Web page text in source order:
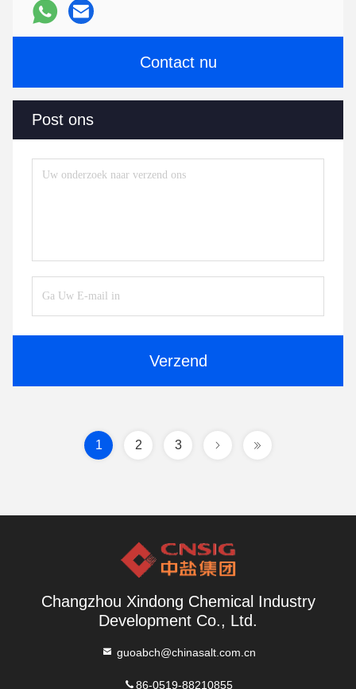
Contact nu
Post ons
Verzend
1 2 3
Changzhou Xindong Chemical Industry
Development Co., Ltd.
guoabch@chinasalt.com.cn
86-0519-88210855